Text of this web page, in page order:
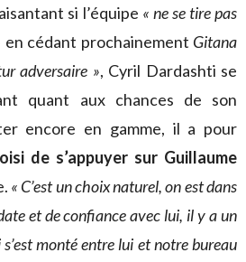
si l’équipe « ne se tire pas
en cédant prochainement Gitana
adversaire », Cyril Dardashti se
quant aux chances de son
encore en gamme, il a pour
de s’appuyer sur Guillaume
« C’est un choix naturel, on est dans
et de confiance avec lui, il y a un
monté entre lui et notre bureau